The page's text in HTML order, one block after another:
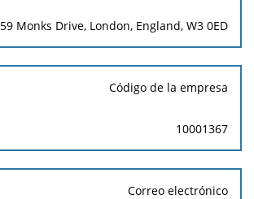
59 Monks Drive, London, England, W3 0ED
Código de la empresa
10001367
Correo electrónico